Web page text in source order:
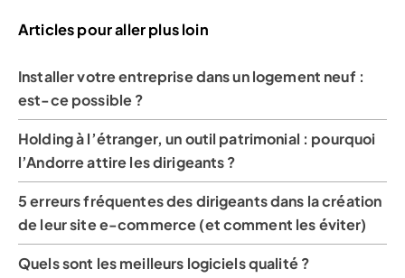
Articles pour aller plus loin
Installer votre entreprise dans un logement neuf :
est-ce possible ?
Holding à l’étranger, un outil patrimonial : pourquoi
l’Andorre attire les dirigeants ?
5 erreurs fréquentes des dirigeants dans la création
de leur site e-commerce (et comment les éviter)
Quels sont les meilleurs logiciels qualité ?